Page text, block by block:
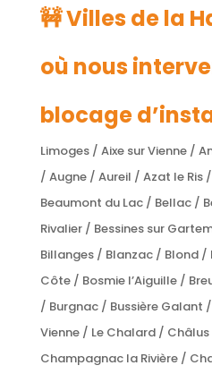
🚧 Villes de la
où nous
blocage
Limoges / Aixe sur Vienne /
/ Augne / Aureil / Azat le Ris
Beaumont du Lac / Bellac /
Rivalier / Bessines sur
Billanges / Blanzac / Blond /
Côte / Bosmie l’Aiguille /
/ Burgnac / Bussière Galant
Vienne / Le Chalard /
Champagnac la Rivière /